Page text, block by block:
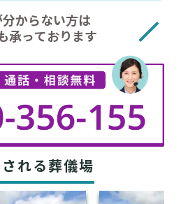
からない方は
承っております
れる葬儀場